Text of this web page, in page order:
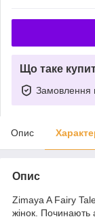
Що таке
Замовлення
Опис
Опис
Zimaya A Fairy
жінок. Починають